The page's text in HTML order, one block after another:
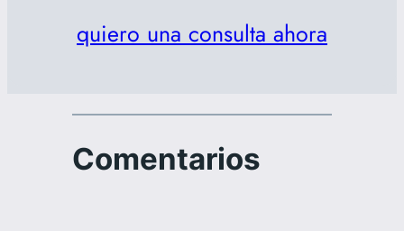
quiero una consulta ahora
Comentarios